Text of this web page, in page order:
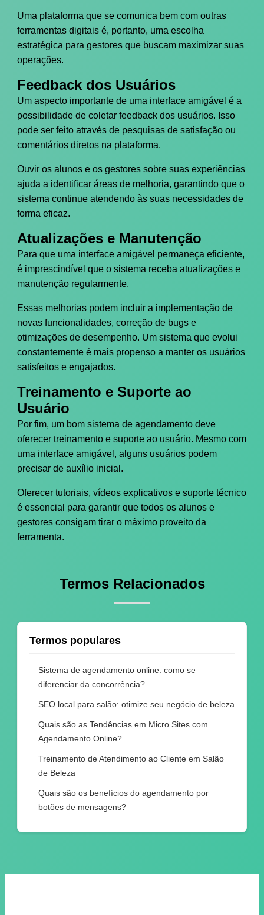
Uma plataforma que se comunica bem com outras
ferramentas digitais é, portanto, uma escolha
estratégica para gestores que buscam maximizar suas
operações.
Feedback dos Usuários
Um aspecto importante de uma interface amigável é a
possibilidade de coletar feedback dos usuários. Isso
pode ser feito através de pesquisas de satisfação ou
comentários diretos na plataforma.
Ouvir os alunos e os gestores sobre suas experiências
ajuda a identificar áreas de melhoria, garantindo que o
sistema continue atendendo às suas necessidades de
forma eficaz.
Atualizações e Manutenção
Para que uma interface amigável permaneça eficiente,
é imprescindível que o sistema receba atualizações e
manutenção regularmente.
Essas melhorias podem incluir a implementação de
novas funcionalidades, correção de bugs e
otimizações de desempenho. Um sistema que evolui
constantemente é mais propenso a manter os usuários
satisfeitos e engajados.
Treinamento e Suporte ao
Usuário
Por fim, um bom sistema de agendamento deve
oferecer treinamento e suporte ao usuário. Mesmo com
uma interface amigável, alguns usuários podem
precisar de auxílio inicial.
Oferecer tutoriais, vídeos explicativos e suporte técnico
é essencial para garantir que todos os alunos e
gestores consigam tirar o máximo proveito da
ferramenta.
Termos Relacionados
Termos populares
Sistema de agendamento online: como se
diferenciar da concorrência?
SEO local para salão: otimize seu negócio de beleza
Quais são as Tendências em Micro Sites com
Agendamento Online?
Treinamento de Atendimento ao Cliente em Salão
de Beleza
Quais são os benefícios do agendamento por
botões de mensagens?